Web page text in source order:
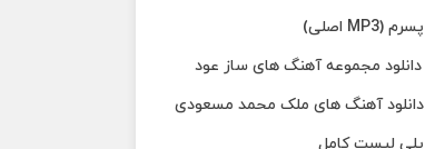
پسرم (MP3 اصلی)
دانلود مجموعه آهنگ های ساز عود
دانلود آهنگ های ملک‌ محمد مسعودی
پلی لیست کامل